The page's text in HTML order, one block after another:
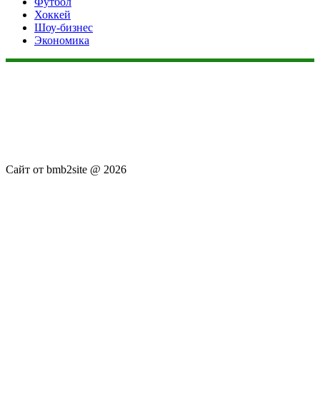
Хоккей
Шоу-бизнес
Экономика
Сайт от bmb2site @ 2026